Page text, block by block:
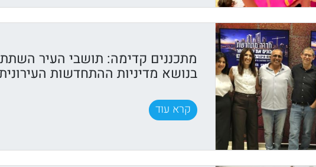
מתכננים קדימה: תושבי העיר
בנושא מדיניות ההתחדשות
קרא עוד